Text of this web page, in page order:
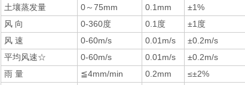
土壤蒸发量
0～75mm 0.1mm
±1%
风 向
0-360度 0.1度
±1度
风 速
0-60m/s 0.01m/s
±0.2m/s
平均风速☆
0-60m/s 0.01m/s
±0.2m/s
雨 量
≦4mm/min 0.2mm
≤±2%